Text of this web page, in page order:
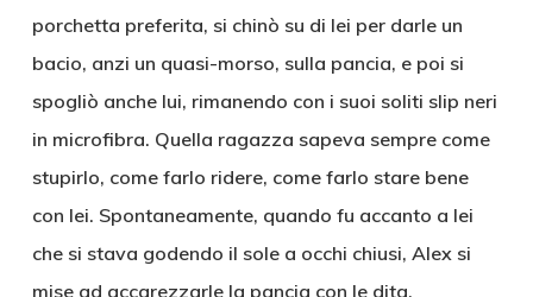
porchetta preferita, si chinò su di lei per darle un
bacio, anzi un quasi-morso, sulla pancia, e poi si
spogliò anche lui, rimanendo con i suoi soliti slip neri
in microfibra. Quella ragazza sapeva sempre come
stupirlo, come farlo ridere, come farlo stare bene
con lei. Spontaneamente, quando fu accanto a lei
che si stava godendo il sole a occhi chiusi, Alex si
mise ad accarezzarle la pancia con le dita.